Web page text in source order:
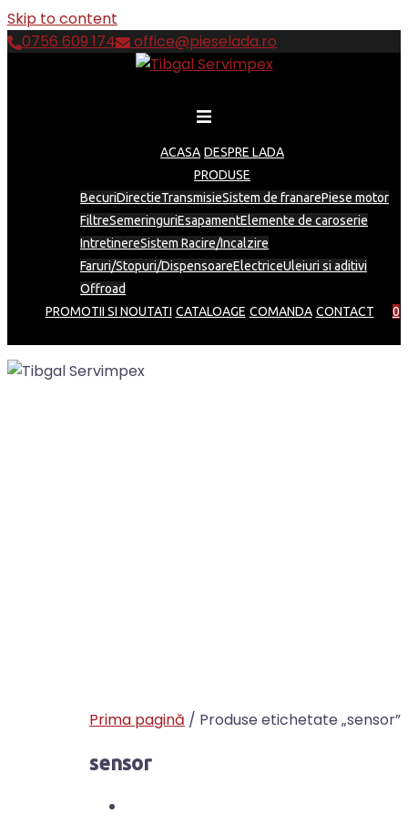
Skip to content
0756 609 174
office@pieselada.ro
ACASA DESPRE LADA
PRODUSE
BecuriDirectieTransmisieSistem de franarePiese motor
FiltreSemeringuriEsapamentElemente de caroserie
IntretinereSistem Racire/Incalzire
Faruri/Stopuri/DispensoareElectriceUleiuri si aditivi
Offroad
PROMOTII SI NOUTATI CATALOAGE COMANDA CONTACT 0
Prima pagină / Produse etichetate „sensor”
sensor